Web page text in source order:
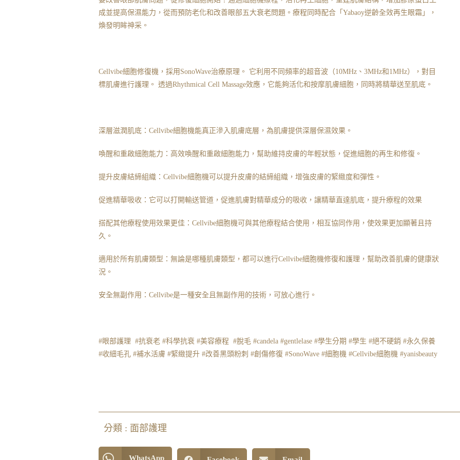
成並提高保濕能力，從而預防老化和改善眼部五大衰老問題。療程同時配合「Yabaoy逆齡全效再生眼霜」，
煥發明眸神采。
Cellvibe細胞修復機，採用SonoWave治療原理。 它利用不同頻率的超音波（10MHz、3MHz和1MHz），對目
標肌膚進行護理。 透過Rhythmical Cell Massage效應，它能夠活化和按摩肌膚細胞，同時將精華送至肌底。
深層滋潤肌底：Cellvibe細胞機能真正滲入肌膚底層，為肌膚提供深層保濕效果。
喚醒和重啟細胞能力：高效喚醒和重啟細胞能力，幫助維持皮膚的年輕狀態，促進細胞的再生和修復。
提升皮膚結締組織：Cellvibe細胞機可以提升皮膚的結締組織，增強皮膚的緊緻度和彈性。
促進精華吸收：它可以打開輸送管道，促進肌膚對精華成分的吸收，讓精華直達肌底，提升療程的效果
搭配其他療程使用效果更佳：Cellvibe細胞機可與其他療程結合使用，相互協同作用，使效果更加顯著且持
久。
適用於所有肌膚類型：無論是哪種肌膚類型，都可以進行Cellvibe細胞機修復和護理，幫助改善肌膚的健康狀
況。
安全無副作用：Cellvibe是一種安全且無副作用的技術，可放心進行。
#眼部護理 #抗衰老 #科學抗衰 #美容療程 #脫毛 #candela #gentlelase #學生分期 #學生 #絕不硬銷 #永久保養
#收細毛孔 #補水活膚 #緊緻提升 #改善黑頭粉刺 #創傷修復 #SonoWave #細胞機 #Cellvibe細胞機 #yanisbeauty
分類 : 面部護理
WhatsApp